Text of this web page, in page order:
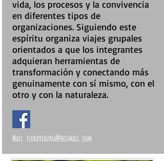
vida, los procesos y la convivencia
en diferentes tipos de
organizaciones. Siguiendo este
espíritu organiza viajes grupales
orientados a que los integrantes
adquieran herramientas de
transformación y conectando más
genuinamente con sí mismo, con el
otro y con la naturaleza.
Mail: florayfauna@hotmail.com